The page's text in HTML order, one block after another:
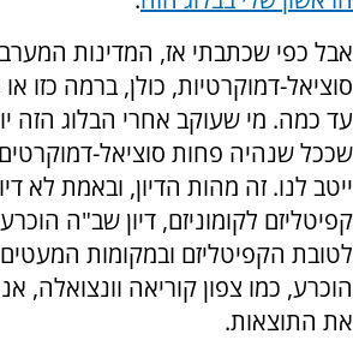
אבל כפי שכתבתי אז, המדינות
סוציאל-דמוקרטיות, כולן, ברמה כזו
עד כמה. מי שעוקב אחרי הבלוג הזה
שככל שנהיה פחות סוציאל-דמוקרטים
ייטב לנו. זה מהות הדיון, ובאמת לא
קפיטליזם לקומוניזם, דיון שב"ה
לטובת הקפיטליזם ובמקומות
הוכרע, כמו צפון קוריאה וונצואלה,
את התוצאות.